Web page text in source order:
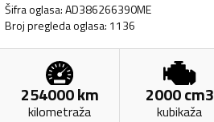
Šifra oglasa:AD386266390ME
Broj pregleda oglasa: 1136
254000km
kilometraža
2000cm3
kubikaža